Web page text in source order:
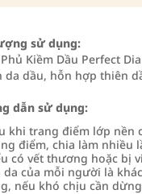
sử dụng:
Kiềm Dầu Perfect
da dầu, hỗn hợp thiên
dẫn sử dụng:
khi trang điểm lớp nền
điểm, chia làm nhiều
có vết thương hoặc bị
da của mỗi người là
nếu khó chịu cần